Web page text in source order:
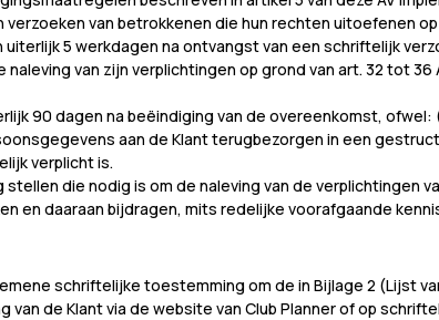
van betrokkenen die hun rechten uitoefenen
5 werkdagen na ontvangst van een schriftelijk
van zijn verplichtingen op grond van art. 32 tot
90 dagen na beëindiging van de overeenkomst,
aan de Klant terugbezorgen in een
verplicht is.
die nodig is om de naleving van de verplichtingen
en daaraan bijdragen, mits redelijke voorafgaande
schriftelijke toestemming om de in Bijlage 2 (Lijst
de Klant via de website van Club Planner of op